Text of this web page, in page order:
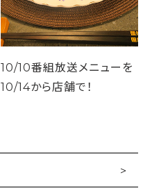
10/10番組放送メニューを
10/14から店舗で！